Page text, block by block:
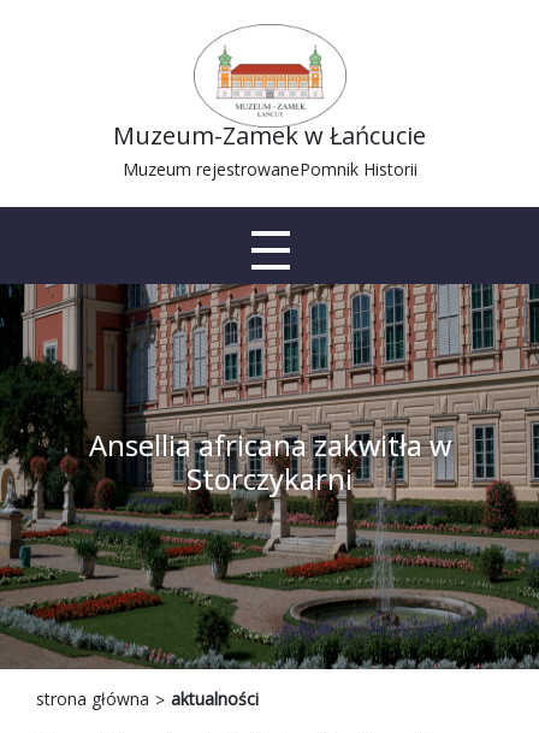
Muzeum-Zamek w Łańcucie
Muzeum rejestrowanePomnik Historii
Ansellia africana zakwitła w
Storczykarni
strona główna aktualności